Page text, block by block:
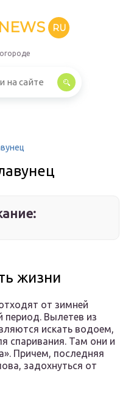
RU
жизни
от зимней
период. Вылетев из
искать водоем,
спаривания. Там они и
Причем, последняя
задохнуться от